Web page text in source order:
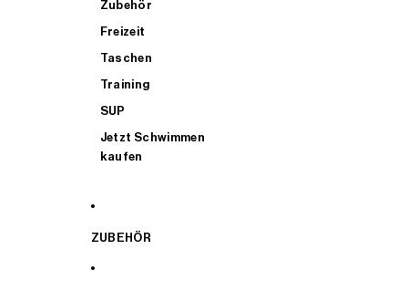
Zubehör
Freizeit
Taschen
Training
SUP
Jetzt Schwimmen
kaufen
ZUBEHÖR